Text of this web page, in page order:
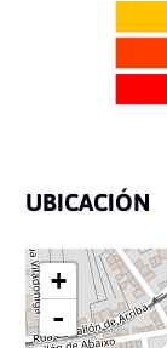
UBICACIÓN
+
-